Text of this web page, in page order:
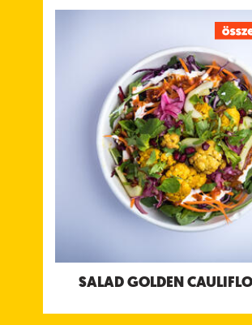
SALAD GOLDEN
SALAD GOLDEN
Sült karfiol falatkák chili
paradicsomos csatnival &
ebből
ebből telített